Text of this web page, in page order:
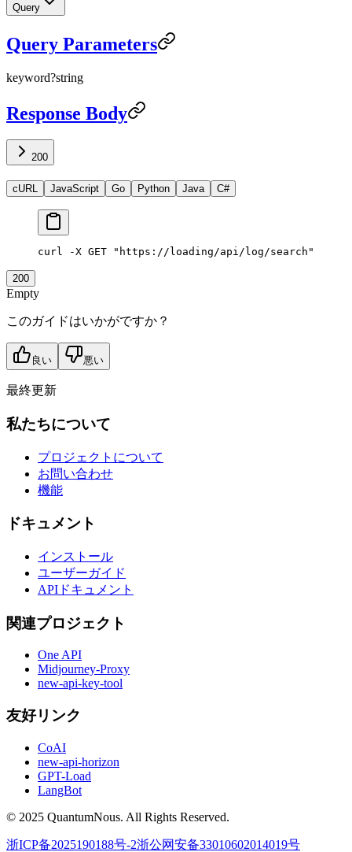
Query
Query Parameters
keyword?string
Response Body
200
cURL JavaScript Go Python Java C#
curl -X GET "https://loading/api/log/search"
200
Empty
このガイドはいかがですか？
良い 悪い
最終更新
私たちについて
プロジェクトについて
お問い合わせ
機能
ドキュメント
インストール
ユーザーガイド
APIドキュメント
関連プロジェクト
One API
Midjourney-Proxy
new-api-key-tool
友好リンク
CoAI
new-api-horizon
GPT-Load
LangBot
© 2025 QuantumNous. All Rights Reserved.
浙ICP备2025190188号-2浙公网安备33010602014019号